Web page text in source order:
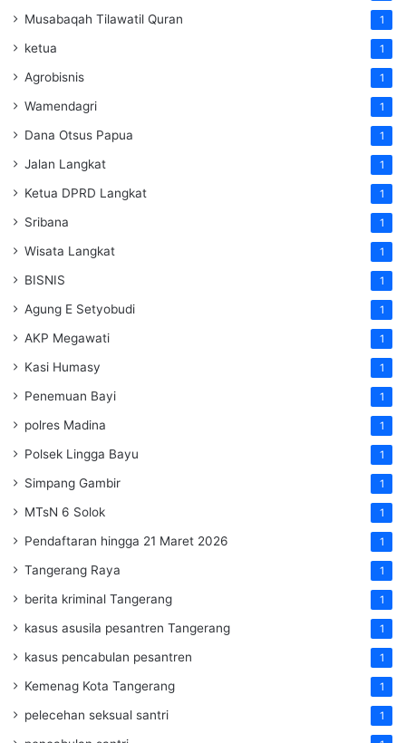
Musabaqah Tilawatil Quran 1
ketua 1
Agrobisnis 1
Wamendagri 1
Dana Otsus Papua 1
Jalan Langkat 1
Ketua DPRD Langkat 1
Sribana 1
Wisata Langkat 1
BISNIS 1
Agung E Setyobudi 1
AKP Megawati 1
Kasi Humasy 1
Penemuan Bayi 1
polres Madina 1
Polsek Lingga Bayu 1
Simpang Gambir 1
MTsN 6 Solok 1
Pendaftaran hingga 21 Maret 2026 1
Tangerang Raya 1
berita kriminal Tangerang 1
kasus asusila pesantren Tangerang 1
kasus pencabulan pesantren 1
Kemenag Kota Tangerang 1
pelecehan seksual santri 1